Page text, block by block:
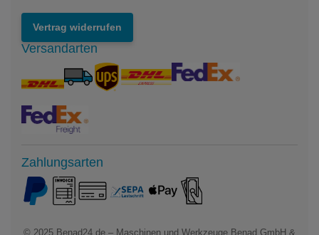
Vertrag widerrufen
Versandarten
Zahlungsarten
© 2025 Benad24.de – Maschinen und Werkzeuge Benad GmbH &